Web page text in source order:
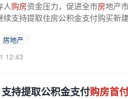
人购房资金压力，促进全市房地产
续支持提取住房公积金支付购买新
房地产
12:43
持提取公积金支付购房首